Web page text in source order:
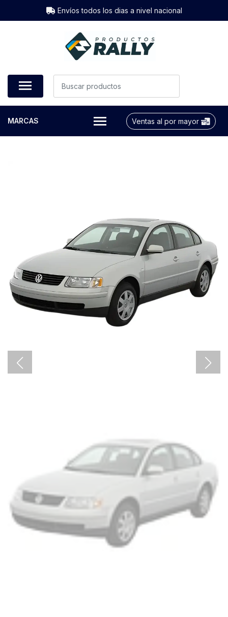
Envíos todos los dias a nivel nacional
MARCAS Ventas al por mayor